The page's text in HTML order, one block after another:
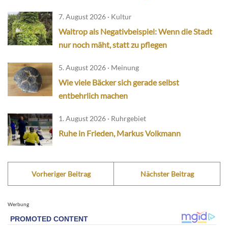
7. August 2026 · Kultur
Waltrop als Negativbeispiel: Wenn die Stadt
nur noch mäht, statt zu pflegen
5. August 2026 · Meinung
Wie viele Bäcker sich gerade selbst
entbehrlich machen
1. August 2026 · Ruhrgebiet
Ruhe in Frieden, Markus Volkmann
Vorheriger Beitrag Nächster Beitrag
Werbung